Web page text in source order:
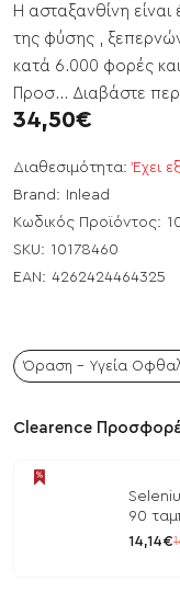
Διαθεσιμότητα: Έχει
Brand:
Inlead
Κωδικός Προϊόντος:
SKU: 10178460
EAN: 4262424464325
34,50€
Η ασταξανθίνη
της φύσης ,
κατά 6.000 φορές
Προσ... Διαβάστε
Όραση - Υγεία
Clearence
90
/
14,14€